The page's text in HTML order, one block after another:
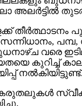
അലര്‍ട്ടില്‍
തീര്‍ത്ഥാടനം
പമ്പ,
വരെ
കുറിച്ച്